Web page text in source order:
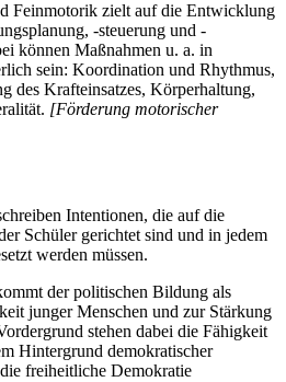
Feinmotorik zielt auf die Entwicklung
-steuerung und -
können Maßnahmen u. a. in
sein: Koordination und Rhythmus,
des Krafteinsatzes, Körperhaltung,
[Förderung motorischer
Intentionen, die auf die
Schüler gerichtet sind und in jedem
werden müssen.
der politischen Bildung als
junger Menschen und zur Stärkung
stehen dabei die Fähigkeit
Hintergrund demokratischer
freiheitliche Demokratie